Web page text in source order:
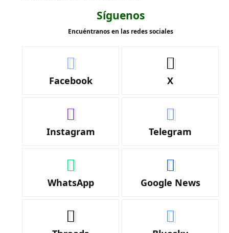
Síguenos
Encuéntranos en las redes sociales
Facebook X
Instagram Telegram
WhatsApp Google News